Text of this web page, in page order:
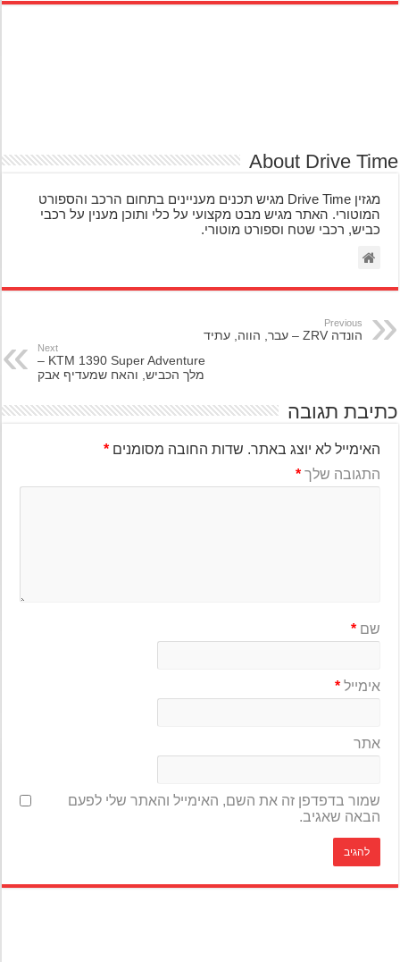
About Drive
מגזין Drive Time מגיש תכנים מעניינים בתחום הרכב והספורט
המוטורי. האתר מגיש מבט מקצועי על כלי ותוכן מענין על רכבי
כביש, רכבי שטח וספורט מוטורי.
Previous
הונדה ZRV – עבר, הווה, עתיד
Next
KTM 1390 Super Adventure –
מלך הכביש, והאח שמעדיף אבק
תגובה
האימייל לא יוצג באתר. שדות החובה מסומנים*
התגובה שלך*
שם*
אימייל*
אתר
שמור בדפדפן זה את השם, האימייל והאתר שלי לפעם
הבאה שאגיב.